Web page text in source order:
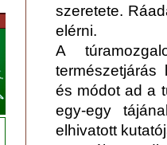
szeretete.
elérni.
A
természetjárás
és módot ad a
egy-egy
elhivatott